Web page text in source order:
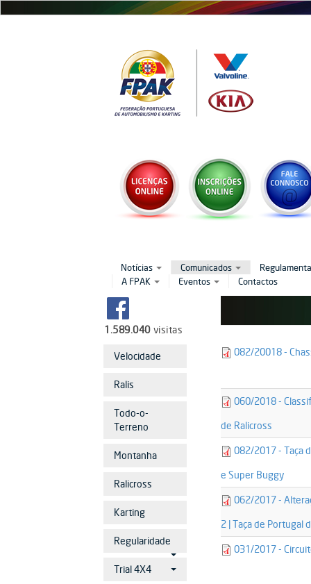
Notícias Comunicados
A FPAK
Eventos Contactos
1.589.040 visitas
Velocidade
Ralis
Todo-o-
Terreno
Montanha
Ralicross
Karting
Regularidade
Trial 4X4
28716-
082/20018 -
28118-
060/2018 -
de Ralicross
24332-
082/2017 - Taça
e Super Buggy
23821-
062/2017 -
2 | Taça de Portugal
22822-
031/2017 -